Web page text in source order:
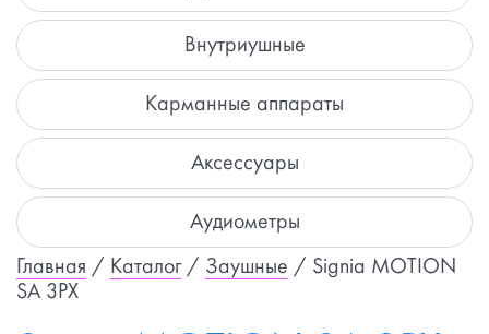
Внутриушные
Карманные аппараты
Аксессуары
Аудиометры
Главная / Каталог/ Заушные / Signia MOTION
SA 3PX